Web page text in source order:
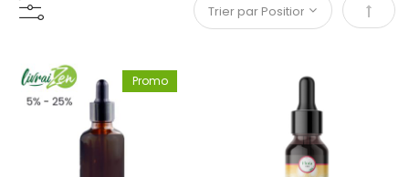
Par
Promo